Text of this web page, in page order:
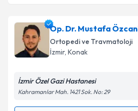
Op. Dr. Mustafa Özcan
Ortopedi ve Travmatoloji
İzmir, Konak
İzmir Özel Gazi Hastanesi
Kahramanlar Mah. 1421 Sok. No: 29